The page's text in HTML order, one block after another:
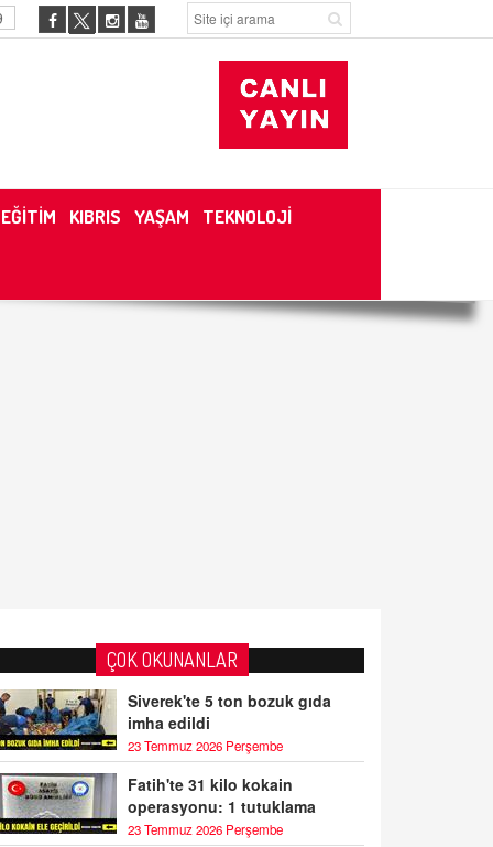
EĞİTİM KIBRIS YAŞAM TEKNOLOJİ
ÇOK OKUNANLAR
Siverek'te 5 ton bozuk gıda
imha edildi
23 Temmuz 2026 Perşembe
Fatih'te 31 kilo kokain
operasyonu: 1 tutuklama
23 Temmuz 2026 Perşembe